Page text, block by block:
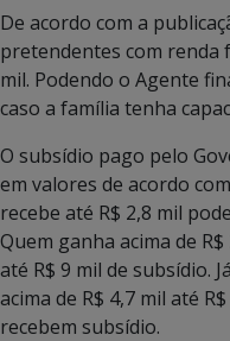
De acordo com a
pretendentes com renda
mil. Podendo o Agente
caso a família tenha
O subsídio pago pelo
em valores de acordo
recebe até R$ 2,8 mil
Quem ganha acima de
até R$ 9 mil de subsídio.
acima de R$ 4,7 mil até
recebem subsídio.